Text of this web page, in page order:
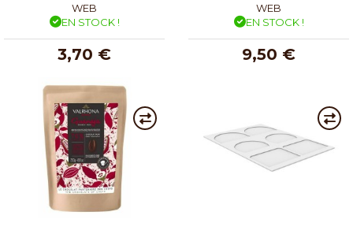
WEB
EN STOCK !
3,70 €
WEB
EN STOCK !
9,50 €